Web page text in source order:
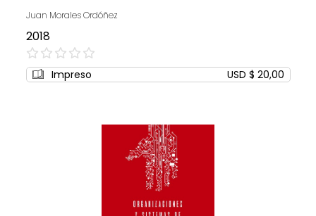
Juan Morales Ordóñez
2018
0%
Impreso USD $ 20,00